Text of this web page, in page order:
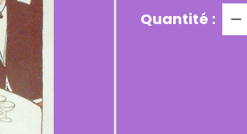
Quantité :